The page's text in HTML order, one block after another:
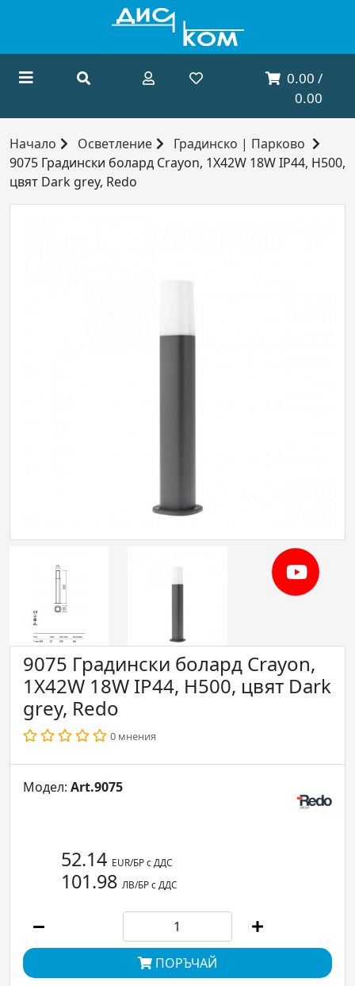
0.00 /
0.00
Начало Осветление
Градинско | Парково
9075 Градински болард Crayon, 1X42W 18W IP44, H500,
цвят Dark grey, Redo
9075 Градински болард Crayon,
1X42W 18W IP44, H500, цвят Dark
grey, Redo
0 мнения
Модел: Art.9075
52.14 EUR/БР с ДДС
101.98 ЛВ/БР с ДДС
ПОРЪЧАЙ